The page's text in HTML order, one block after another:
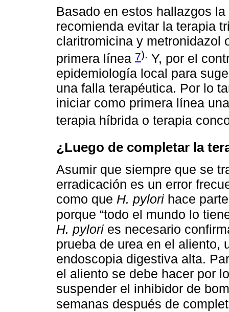
Basado en estos hallazgos
recomienda evitar la terapia
claritromicina y metronidazol
primera línea 7). Y, por el
epidemiología local para
una falla terapéutica. Por lo
iniciar como primera línea
terapia híbrida o terapia
¿Luego de completar la
Asumir que siempre que se
erradicación es un error
como que H. pylori hace
porque “todo el mundo lo
H. pylori es necesario
prueba de urea en el aliento,
endoscopia digestiva alta.
el aliento se debe hacer por
suspender el inhibidor de
semanas después de